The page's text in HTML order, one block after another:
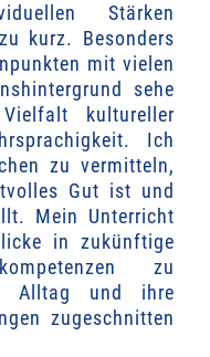
Stärken
kurz. Besonders
mit vielen
sehe
kultureller
Ich
zu vermitteln,
Gut ist und
Mein Unterricht
in zukünftige
zu
Alltag und ihre
zugeschnitten